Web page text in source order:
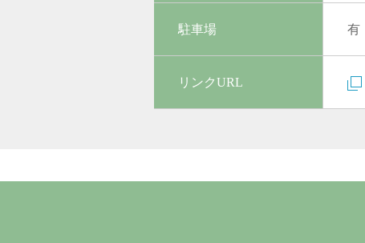
駐車場 有
リンクURL